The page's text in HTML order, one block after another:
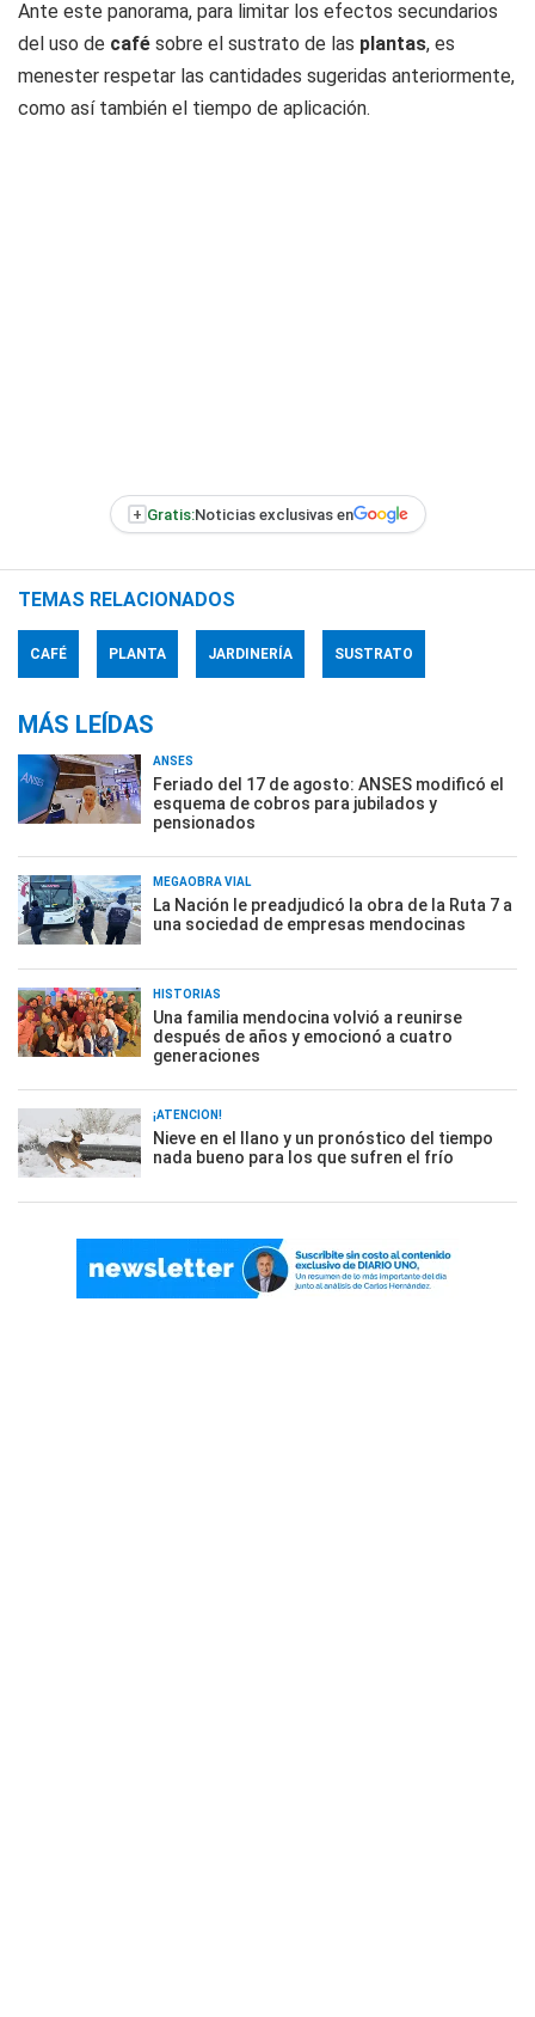
Ante este panorama, para limitar los efectos secundarios
del uso de café sobre el sustrato de las plantas, es
menester respetar las cantidades sugeridas anteriormente,
como así también el tiempo de aplicación.
+ Gratis:Noticias exclusivas en
TEMAS RELACIONADOS
CAFÉ PLANTA JARDINERÍA SUSTRATO
MÁS LEÍDAS
ANSES
Feriado del 17 de agosto: ANSES modificó el
esquema de cobros para jubilados y
pensionados
MEGAOBRA VIAL
La Nación le preadjudicó la obra de la Ruta 7 a
una sociedad de empresas mendocinas
HISTORIAS
Una familia mendocina volvió a reunirse
después de años y emocionó a cuatro
generaciones
¡ATENCIÓN!
Nieve en el llano y un pronóstico del tiempo
nada bueno para los que sufren el frío